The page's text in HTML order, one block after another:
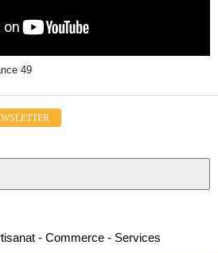
49
- Commerce - Services